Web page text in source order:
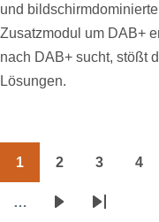
und
Zusatzmodul um DAB+
nach DAB+ sucht, stößt
Lösungen.
Seitennummerierung
1 2 3 4
…
NächsteLetzte